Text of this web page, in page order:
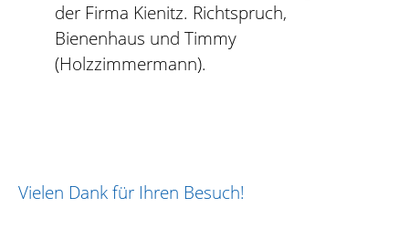
der Firma Kienitz. Richtspruch,
Bienenhaus und Timmy
(Holzzimmermann).
Vielen Dank für Ihren Besuch!